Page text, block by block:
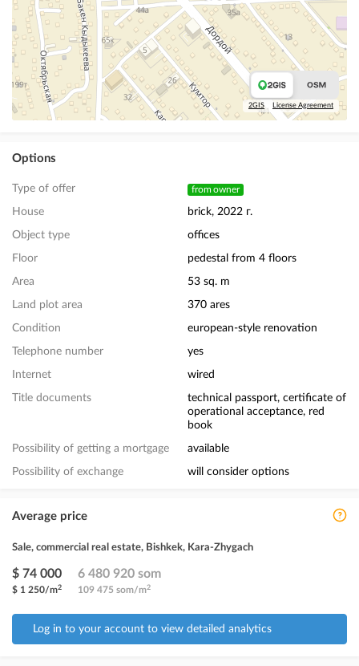
2GIS License Agreement
Options
Type of offer from owner
House brick, 2022 г.
Object type offices
Floor pedestal from 4 floors
Area 53 sq. m
Land plot area 370 ares
Condition european-style renovation
Telephone number yes
Internet wired
Title documents
technical passport, certificate of
operational acceptance, red
book
Possibility of getting a mortgage available
Possibility of exchange will consider options
Average price
Sale, commercial real estate, Bishkek, Kara-Zhygach
$ 74 000
$ 1 250/m2
6 480 920 som
109 475 som/m2
Log in to your account to view detailed analytics